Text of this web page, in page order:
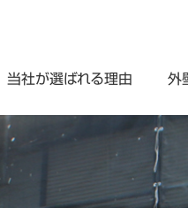
当社が選ばれる理由 外